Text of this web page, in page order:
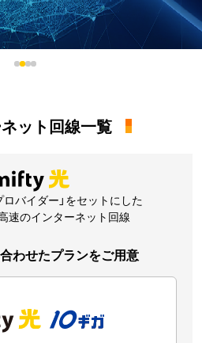
ット回線一覧
ロバイダー」をセットにした
速のインターネット回線
わせたプランをご用意